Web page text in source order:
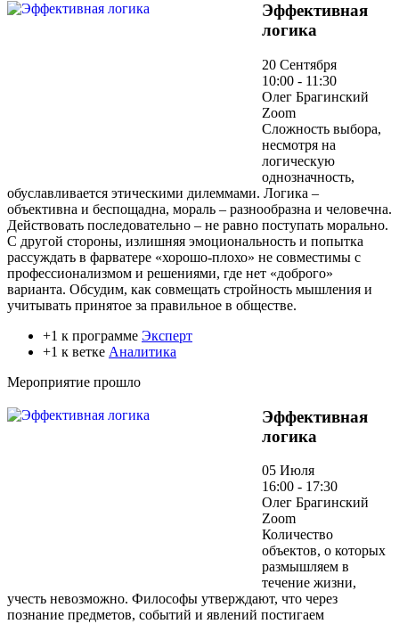
Эффективная
логика
20 Сентября
10:00 - 11:30
Олег Брагинский
Zoom
Сложность выбора,
несмотря на
логическую
однозначность,
обуславливается этическими дилеммами. Логика –
объективна и беспощадна, мораль – разнообразна и человечна.
Действовать последовательно – не равно поступать морально.
С другой стороны, излишняя эмоциональность и попытка
рассуждать в фарватере «хорошо-плохо» не совместимы с
профессионализмом и решениями, где нет «доброго»
варианта. Обсудим, как совмещать стройность мышления и
учитывать принятое за правильное в обществе.
+1 к программе Эксперт
+1 к ветке Аналитика
Мероприятие прошло
Эффективная
логика
05 Июля
16:00 - 17:30
Олег Брагинский
Zoom
Количество
объектов, о которых
размышляем в
течение жизни,
учесть невозможно. Философы утверждают, что через
познание предметов, событий и явлений постигаем